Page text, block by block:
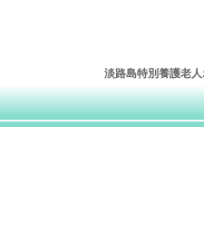
淡路島特別養護老